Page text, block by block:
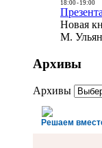
18:00- 19:00
Новая
М.
Архивы
Архивы
Решаем